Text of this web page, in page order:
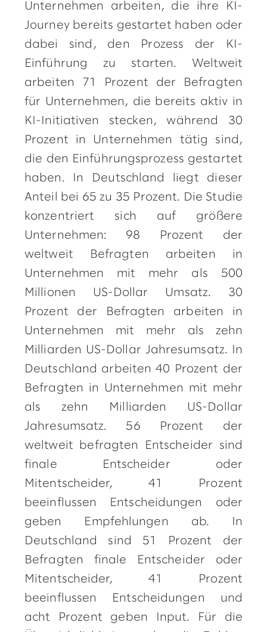
Unternehmen arbeiten, die ihre KI-
Journey bereits gestartet haben oder
dabei sind, den Prozess der KI-
Einführung zu starten. Weltweit
arbeiten 71 Prozent der Befragten
für Unternehmen, die bereits aktiv in
KI-Initiativen stecken, während 30
Prozent in Unternehmen tätig sind,
die den Einführungsprozess gestartet
haben. In Deutschland liegt dieser
Anteil bei 65 zu 35 Prozent. Die Studie
konzentriert sich auf größere
Unternehmen: 98 Prozent der
weltweit Befragten arbeiten in
Unternehmen mit mehr als 500
Millionen US-Dollar Umsatz. 30
Prozent der Befragten arbeiten in
Unternehmen mit mehr als zehn
Milliarden US-Dollar Jahresumsatz. In
Deutschland arbeiten 40 Prozent der
Befragten in Unternehmen mit mehr
als zehn Milliarden US-Dollar
Jahresumsatz. 56 Prozent der
weltweit befragten Entscheider sind
finale Entscheider oder
Mitentscheider, 41 Prozent
beeinflussen Entscheidungen oder
geben Empfehlungen ab. In
Deutschland sind 51 Prozent der
Befragten finale Entscheider oder
Mitentscheider, 41 Prozent
beeinflussen Entscheidungen und
acht Prozent geben Input. Für die